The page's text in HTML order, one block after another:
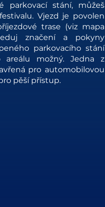
parkovací stání, můžeš
Vjezd je povolen
trase (viz mapa
značení a pokyny
parkovacího stání
možný. Jedna z
pro automobilovou
pěší přístup.